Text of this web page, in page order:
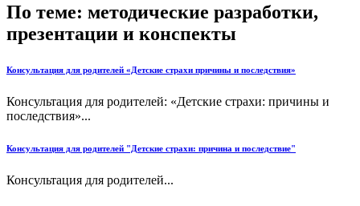
По теме: методические разработки,
презентации и конспекты
Консультация для родителей «Детские страхи причины и последствия»
Консультация для родителей: «Детские страхи: причины и
последствия»...
Консультация для родителей "Детские страхи: причина и последствие"
Консультация для родителей...